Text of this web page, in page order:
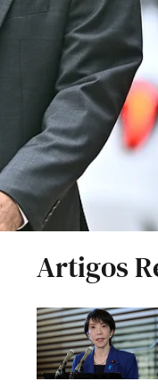
Artigos